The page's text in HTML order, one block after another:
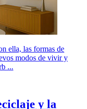
ella, las formas de
modos de vivir y
...
y la